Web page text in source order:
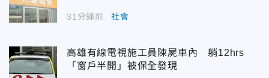
31分鐘前 社會
高雄有線電視施工員陳屍車內 躺12hrs
「窗戶半開」被保全發現